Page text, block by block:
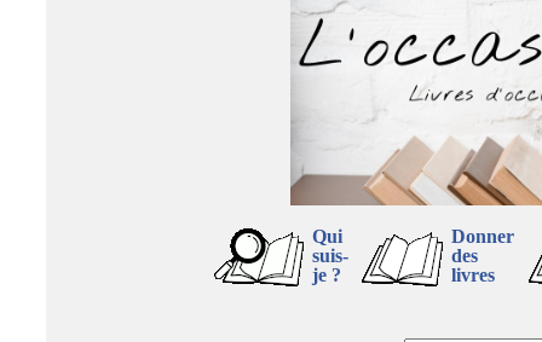
Qui
suis-
je ?
Donner
des
livres